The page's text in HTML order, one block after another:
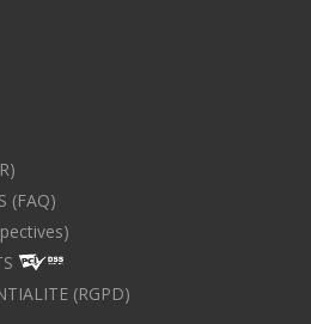
(FAQ)
(RGPD)